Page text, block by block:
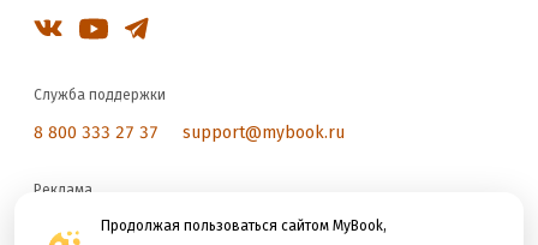
Продолжая пользоваться сайтом MyBook,
Служба поддержки
8 800 333 27 37 support@mybook.ru
Реклама
reklama@litres.ru